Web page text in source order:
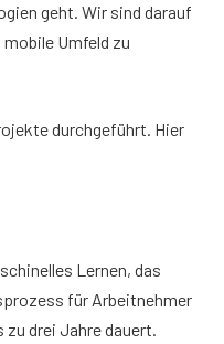
geht. Wir sind darauf
Umfeld zu
durchgeführt. Hier
Lernen, das
für Arbeitnehmer
drei Jahre dauert.